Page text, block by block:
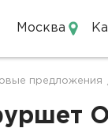
Москва
предложения